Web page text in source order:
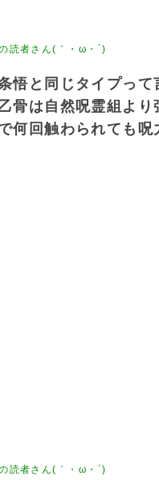
読者さん(｀・ω・´)
悟と同じタイプって
骨は自然呪霊組より
何回触わられても
読者さん(｀・ω・´)